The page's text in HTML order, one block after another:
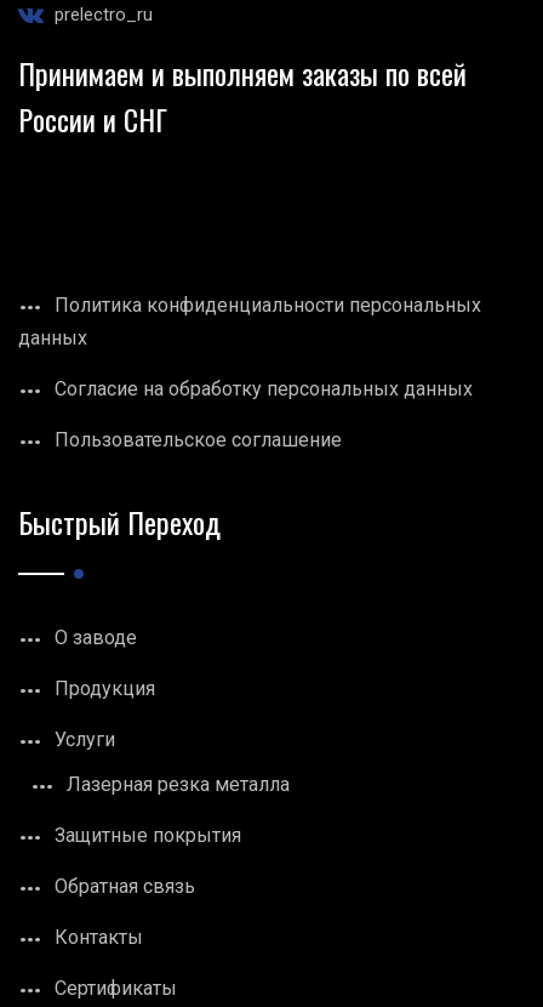
prelectro_ru
Принимаем и выполняем заказы по всей
России и СНГ
Политика конфиденциальности персональных
данных
Согласие на обработку персональных данных
Пользовательское соглашение
Быстрый Переход
О заводе
Продукция
Услуги
Лазерная резка металла
Защитные покрытия
Обратная связь
Контакты
Сертификаты